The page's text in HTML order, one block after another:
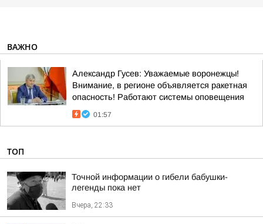
ВАЖНО
Александр Гусев: Уважаемые воронежцы!
Внимание, в регионе объявляется ракетная
опасность! Работают системы оповещения
01:57
ТОП
Точной информации о гибели бабушки-
легенды пока нет
Вчера, 22:33